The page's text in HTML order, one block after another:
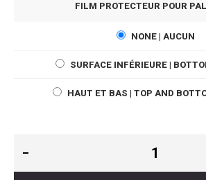
FILM PROTECTEUR POUR
NONE | AUCUN
SURFACE INFÉRIEURE |
HAUT ET BAS | TOP AND